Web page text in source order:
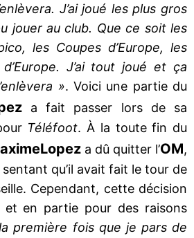
J’ai joué les plus gros
jouer au club. Que ce soit les
les Coupes d’Europe, les
J’ai tout joué et ça
». Voici une partie du
a fait passer lors de sa
Téléfoot. À la toute fin du
Lopez a dû quitter l’OM,
qu’il avait fait le tour de
Cependant, cette décision
et en partie pour des raisons
la première fois que je pars de